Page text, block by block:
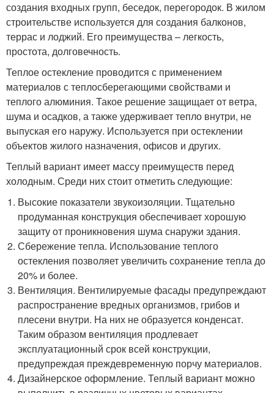
создания входных групп, беседок, перегородок. В жилом
строительстве используется для создания балконов,
террас и лоджий. Его преимущества – легкость,
простота, долговечность.
Теплое остекление проводится с применением
материалов с теплосберегающими свойствами и
теплого алюминия. Такое решение защищает от ветра,
шума и осадков, а также удерживает тепло внутри, не
выпуская его наружу. Используется при остеклении
объектов жилого назначения, офисов и других.
Теплый вариант имеет массу преимуществ перед
холодным. Среди них стоит отметить следующие:
Высокие показатели звукоизоляции. Тщательно
продуманная конструкция обеспечивает хорошую
защиту от проникновения шума снаружи здания.
Сбережение тепла. Использование теплого
остекления позволяет увеличить сохранение тепла до
20% и более.
Вентиляция. Вентилируемые фасады предупреждают
распространение вредных организмов, грибов и
плесени внутри. На них не образуется конденсат.
Таким образом вентиляция продлевает
эксплуатационный срок всей конструкции,
предупреждая преждевременную порчу материалов.
Дизайнерское оформление. Теплый вариант можно